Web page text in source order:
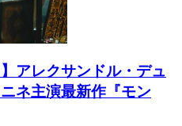
アレクサンドル・デュ
ネ主演最新作『モン